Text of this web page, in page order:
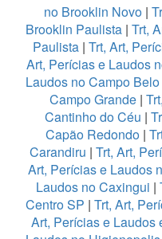
no Brooklin Novo|
Brooklin Paulista | Trt,
Paulista| Trt, Art,
Art, Perícias e Laudos
Laudos no Campo Belo
Campo Grande|
Cantinho do Céu |
Capão Redondo |
Carandiru | Trt, Art,
Art, Perícias e Laudos
Laudos no Caxingui |
Centro SP | Trt, Art,
Art, Perícias e Laudos